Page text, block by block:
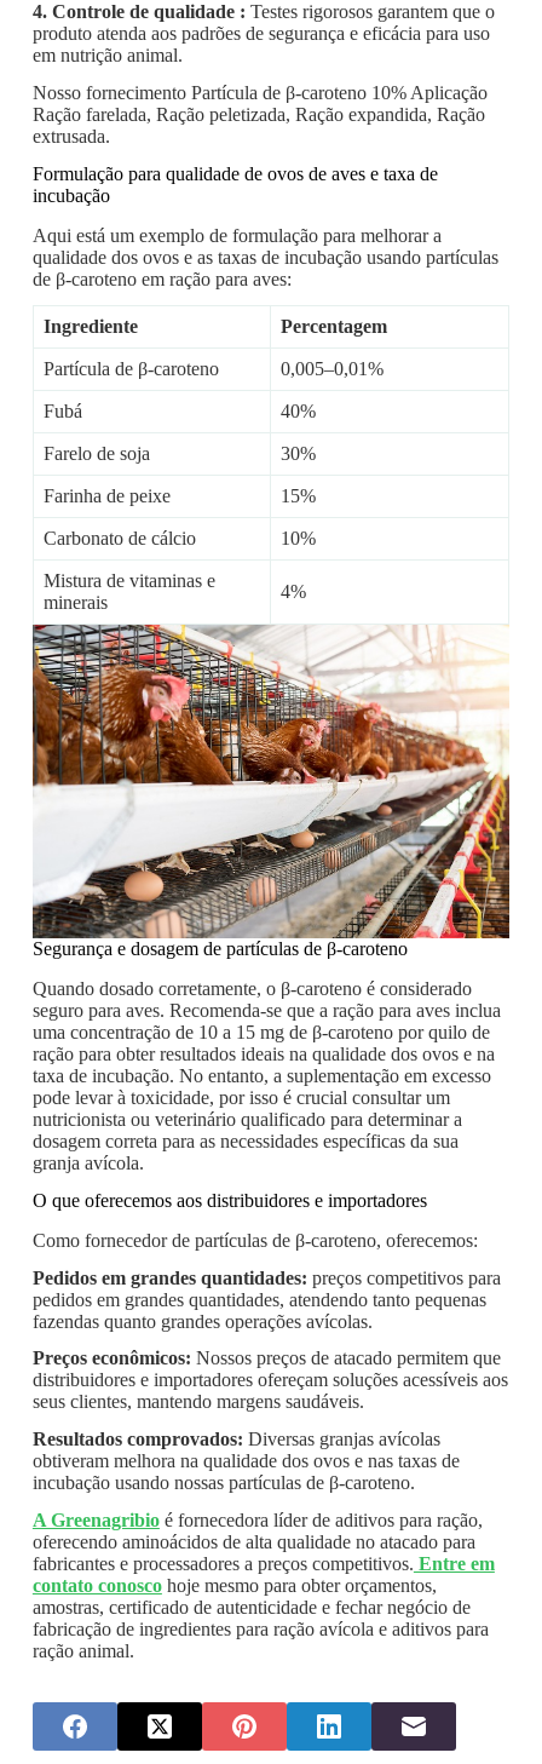
4. Controle de qualidade : Testes rigorosos garantem que o
produto atenda aos padrões de segurança e eficácia para uso
em nutrição animal.
Nosso fornecimento Partícula de β-caroteno 10% Aplicação
Ração farelada, Ração peletizada, Ração expandida, Ração
extrusada.
Formulação para qualidade de ovos de aves e taxa de
incubação
Aqui está um exemplo de formulação para melhorar a
qualidade dos ovos e as taxas de incubação usando partículas
de β-caroteno em ração para aves:
Ingrediente Percentagem
Partícula de β-caroteno 0,005–0,01%
Fubá 40%
Farelo de soja 30%
Farinha de peixe 15%
Carbonato de cálcio 10%
Mistura de vitaminas e
minerais
4%
Segurança e dosagem de partículas de β-caroteno
Quando dosado corretamente, o β-caroteno é considerado
seguro para aves. Recomenda-se que a ração para aves inclua
uma concentração de 10 a 15 mg de β-caroteno por quilo de
ração para obter resultados ideais na qualidade dos ovos e na
taxa de incubação. No entanto, a suplementação em excesso
pode levar à toxicidade, por isso é crucial consultar um
nutricionista ou veterinário qualificado para determinar a
dosagem correta para as necessidades específicas da sua
granja avícola.
O que oferecemos aos distribuidores e importadores
Como fornecedor de partículas de β-caroteno, oferecemos:
Pedidos em grandes quantidades: preços competitivos para
pedidos em grandes quantidades, atendendo tanto pequenas
fazendas quanto grandes operações avícolas.
Preços econômicos: Nossos preços de atacado permitem que
distribuidores e importadores ofereçam soluções acessíveis aos
seus clientes, mantendo margens saudáveis.
Resultados comprovados: Diversas granjas avícolas
obtiveram melhora na qualidade dos ovos e nas taxas de
incubação usando nossas partículas de β-caroteno.
A Greenagribioé fornecedora líder de aditivos para ração,
oferecendo aminoácidos de alta qualidade no atacado para
fabricantes e processadores a preços competitivos. Entre em
contato conoscohoje mesmo para obter orçamentos,
amostras, certificado de autenticidade e fechar negócio de
fabricação de ingredientes para ração avícola e aditivos para
ração animal.